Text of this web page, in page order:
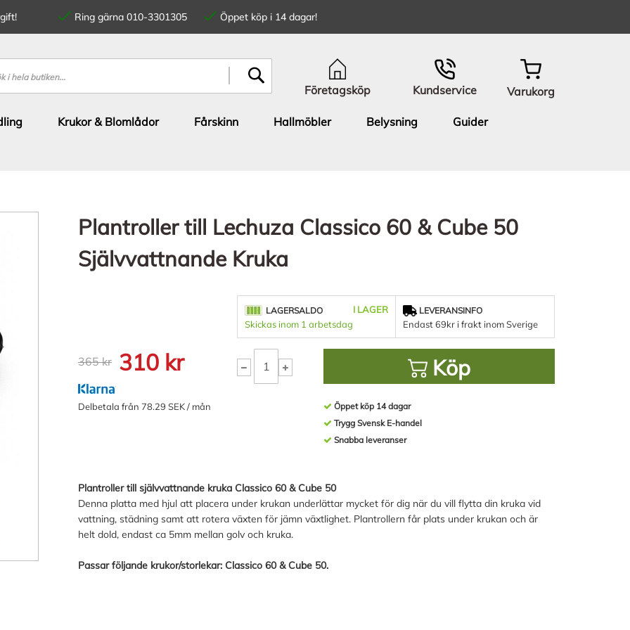
Ring gärna 010-3301305
Öppet köp i 14 dagar!
Företagsköp Kundservice Varukorg
Krukor & Blomlådor Fårskinn Hallmöbler Belysning
Guider
Plantroller till Lechuza Classico 60 & Cube 50
Självvattnande Kruka
365 kr 310 kr
Delbetala från 78.29 SEK / mån
LAGERSALDO
I LAGER
Skickas inom 1 arbetsdag
LEVERANSINFO
Endast 69kr i frakt inom Sverige
Köp
Öppet köp 14 dagar
Trygg Svensk E-handel
Snabba leveranser
Plantroller till självvattnande kruka Classico 60 & Cube 50
Denna platta med hjul att placera under krukan underlättar mycket för dig när du vill flytta din kruka vid
vattning, städning samt att rotera växten för jämn växtlighet. Plantrollern får plats under krukan och är
helt dold, endast ca 5mm mellan golv och kruka.
Passar följande krukor/storlekar: Classico 60 & Cube 50.